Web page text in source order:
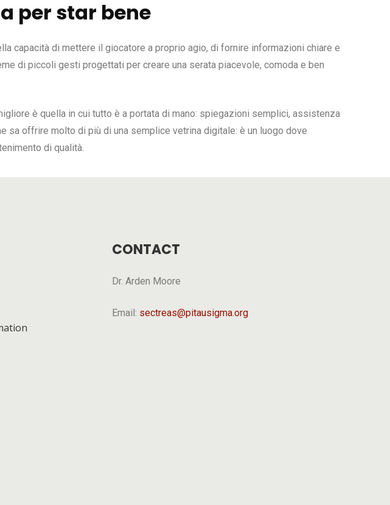
per star bene
capacità di mettere il giocatore a proprio agio, di fornire informazioni chiare e
di piccoli gesti progettati per creare una serata piacevole, comoda e ben
è quella in cui tutto è a portata di mano: spiegazioni semplici, assistenza
sa offrire molto di più di una semplice vetrina digitale: è un luogo dove
di qualità.
CONTACT
Dr. Arden Moore
Email: sectreas@pitausigma.org